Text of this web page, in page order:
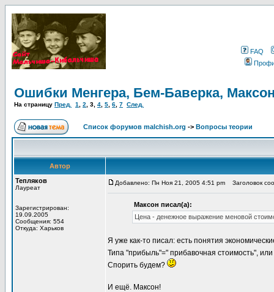
FAQ
Ошибки Менгера, Бем-Баверка,
На страницу Пред. 1 2 3 4 5 6 7 След.
Список форумов malchish.org -> Вопросы теории
Автор
Тепляков
Лауреат
Зарегистрирован:
19.09.2005
Сообщения: 554
Откуда: Харьков
Добавлено: Пн Ноя 21, 2005 4:51 pm Заголовок
Максон писал(а):
Цена - денежное выражение меновой
Я уже как-то писал: есть понятия
Типа "прибыль"=" прибавочная стоимость",
Спорить будем?
И ещё. Максон!